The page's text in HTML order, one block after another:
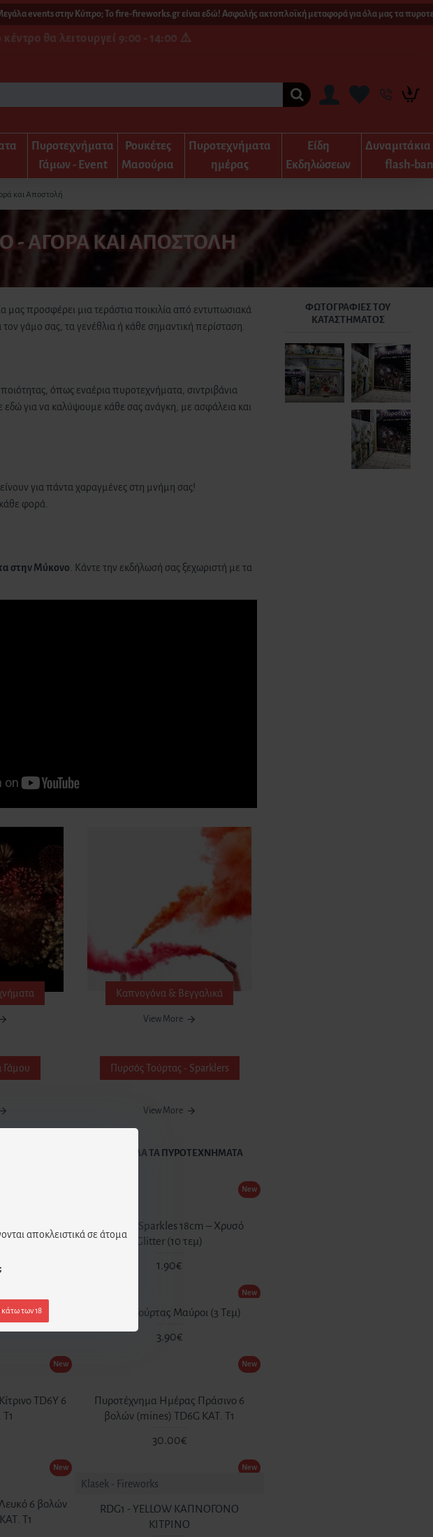
αποκλειστικά σε άτομα
κάτω των 18
events στην Κύπρο; Το fire-fireworks.gr είναι εδώ! Ασφαλής ακτοπλοϊκή μεταφορά για όλα μας τα
θα λειτουργεί 9:00 - 14:00 ⚠️
Πυροτεχνήματα
Γάμων - Event
Ρουκέτες
Μασούρια
Πυροτεχνήματα
ημέρας
Είδη
Εκδηλώσεων
flash-
και Αποστολή
ΑΓΟΡΆ ΚΑΙ ΑΠΟΣΤΟΛΉ
προσφέρει μια τεράστια ποικιλία από εντυπωσιακά
γάμο σας, τα γενέθλια ή κάθε σημαντική περίσταση.
όπως εναέρια πυροτεχνήματα, σιντριβάνια
για να καλύψουμε κάθε σας ανάγκη, με ασφάλεια και
για πάντα χαραγμένες στη μνήμη σας!
φορά.
στην Μύκονο . Κάντε την εκδήλωσή σας ξεχωριστή με τα
Καπνογόνα & Βεγγαλικά
View More
Γάμου Πυρσός Τούρτας - Sparklers
View More
ΟΛΑ ΤΑ ΠΥΡΟΤΕΧΝΗΜΑΤΑ
New
Στικάκια Sparkles 18cm – Χρυσό
Glitter (10 τεμ)
1.90€
(2 Τεμ)
New
Πυρσοί Τούρτας Μαύροι (3 Τεμ)
3.90€
New
TD6Y 6
New
Πυροτέχνημα Ημέρας Πράσινο 6
βολών (mines) TD6G ΚΑΤ. T1
30.00€
New
6 βολών
T1
New
Klasek - Fireworks
RDG1 - YELLOW ΚΑΠΝΟΓΟΝΟ
ΚΙΤΡΙΝΟ
ΦΩΤΟΓΡΑΦΊΕΣ ΤΟΥ
ΚΑΤΑΣΤΉΜΑΤΟΣ